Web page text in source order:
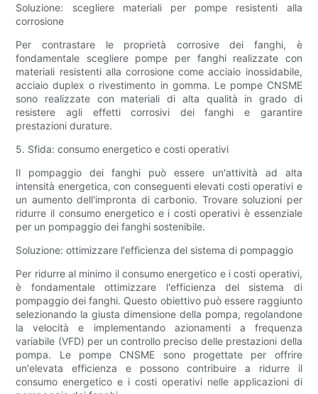
Soluzione: scegliere materiali per pompe resistenti alla
corrosione
Per contrastare le proprietà corrosive dei fanghi, è
fondamentale scegliere pompe per fanghi realizzate con
materiali resistenti alla corrosione come acciaio inossidabile,
acciaio duplex o rivestimento in gomma. Le pompe CNSME
sono realizzate con materiali di alta qualità in grado di
resistere agli effetti corrosivi dei fanghi e garantire
prestazioni durature.
5. Sfida: consumo energetico e costi operativi
Il pompaggio dei fanghi può essere un'attività ad alta
intensità energetica, con conseguenti elevati costi operativi e
un aumento dell'impronta di carbonio. Trovare soluzioni per
ridurre il consumo energetico e i costi operativi è essenziale
per un pompaggio dei fanghi sostenibile.
Soluzione: ottimizzare l'efficienza del sistema di pompaggio
Per ridurre al minimo il consumo energetico e i costi operativi,
è fondamentale ottimizzare l'efficienza del sistema di
pompaggio dei fanghi. Questo obiettivo può essere raggiunto
selezionando la giusta dimensione della pompa, regolandone
la velocità e implementando azionamenti a frequenza
variabile (VFD) per un controllo preciso delle prestazioni della
pompa. Le pompe CNSME sono progettate per offrire
un'elevata efficienza e possono contribuire a ridurre il
consumo energetico e i costi operativi nelle applicazioni di